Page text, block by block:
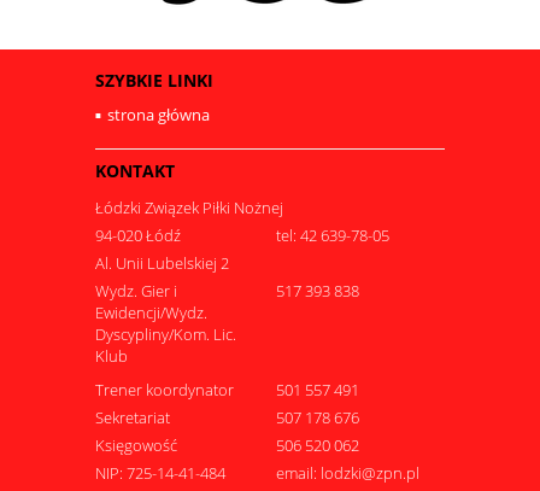
SZYBKIE LINKI
strona główna
KONTAKT
Łódzki Związek Piłki Nożnej
94-020 Łódź
tel: 42 639-78-05
Al. Unii Lubelskiej 2
Wydz. Gier i
Ewidencji/Wydz.
Dyscypliny/Kom. Lic.
Klub
517 393 838
Trener koordynator
501 557 491
Sekretariat
507 178 676
Księgowość
506 520 062
NIP: 725-14-41-484
email: lodzki@zpn.pl